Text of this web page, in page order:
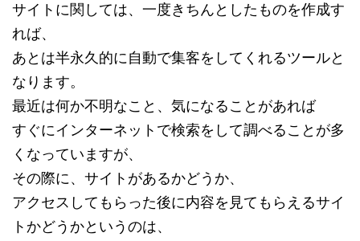
サイトに関しては、一度きちんとしたものを作成す
れば、
あとは半永久的に自動で集客をしてくれるツールと
なります。
最近は何か不明なこと、気になることがあれば
すぐにインターネットで検索をして調べることが多
くなっていますが、
その際に、サイトがあるかどうか、
アクセスしてもらった後に内容を見てもらえるサイ
トかどうかというのは、